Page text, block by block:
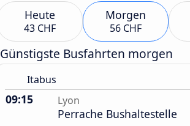
Heute
43 CHF
Morgen
56 CHF
Günstigste Busfahrten morgen
Itabus
09:15 Lyon
Perrache Bushaltestelle